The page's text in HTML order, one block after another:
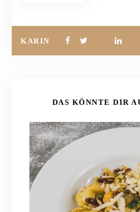
KARIN
DAS KÖNNTE DIR